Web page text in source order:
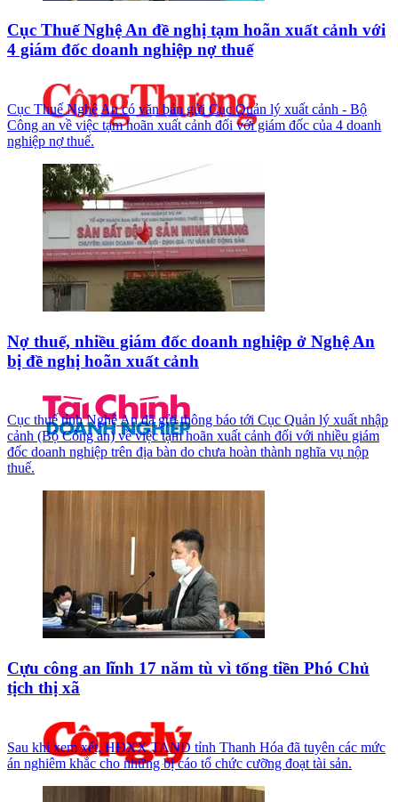
Cục Thuế Nghệ An đề nghị tạm hoãn xuất cảnh với
4 giám đốc doanh nghiệp nợ thuế
Cục Thuế Nghệ An có văn bản gửi Cục Quản lý xuất cảnh - Bộ
Công an về việc tạm hoãn xuất cảnh đối với giám đốc của 4 doanh
nghiệp nợ thuế.
Nợ thuế, nhiều giám đốc doanh nghiệp ở Nghệ An
bị đề nghị hoãn xuất cảnh
Cục thuế tỉnh Nghệ An đã gửi thông báo tới Cục Quản lý xuất nhập
cảnh (Bộ Công an) về việc tạm hoãn xuất cảnh đối với nhiều giám
đốc doanh nghiệp trên địa bàn do chưa hoàn thành nghĩa vụ nộp
thuế.
Cựu công an lĩnh 17 năm tù vì tống tiền Phó Chủ
tịch thị xã
Sau khi xem xét, HĐXX TAND tỉnh Thanh Hóa đã tuyên các mức
án nghiêm khắc cho những bị cáo tổ chức cưỡng đoạt tài sản.